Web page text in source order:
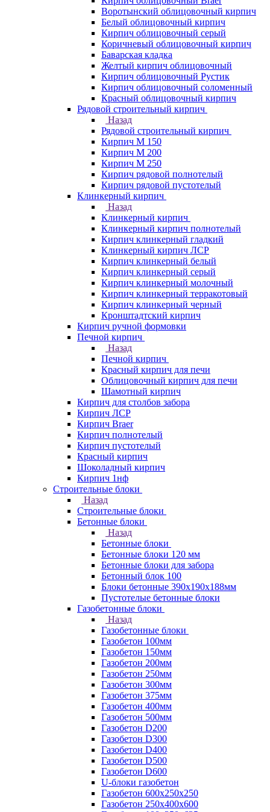
Воротынский облицовочный кирпич
Белый облицовочный кирпич
Кирпич облицовочный серый
Коричневый облицовочный кирпич
Баварская кладка
Желтый кирпич облицовочный
Кирпич облицовочный Рустик
Кирпич облицовочный соломенный
Красный облицовочный кирпич
Рядовой строительный кирпич
Назад
Рядовой строительный кирпич
Кирпич М 150
Кирпич М 200
Кирпич М 250
Кирпич рядовой полнотелый
Кирпич рядовой пустотелый
Клинкерный кирпич
Назад
Клинкерный кирпич
Клинкерный кирпич полнотелый
Кирпич клинкерный гладкий
Клинкерный кирпич ЛСР
Кирпич клинкерный белый
Кирпич клинкерный серый
Кирпич клинкерный молочный
Кирпич клинкерный терракотовый
Кирпич клинкерный черный
Кронштадтский кирпич
Кирпич ручной формовки
Печной кирпич
Назад
Печной кирпич
Красный кирпич для печи
Облицовочный кирпич для печи
Шамотный кирпич
Кирпич для столбов забора
Кирпич ЛСР
Кирпич Braer
Кирпич полнотелый
Кирпич пустотелый
Красный кирпич
Шоколадный кирпич
Кирпич 1нф
Строительные блоки
Назад
Строительные блоки
Бетонные блоки
Назад
Бетонные блоки
Бетонные блоки 120 мм
Бетонные блоки для забора
Бетонный блок 100
Блоки бетонные 390х190х188мм
Пустотелые бетонные блоки
Газобетонные блоки
Назад
Газобетонные блоки
Газобетон 100мм
Газобетон 150мм
Газобетон 200мм
Газобетон 250мм
Газобетон 300мм
Газобетон 375мм
Газобетон 400мм
Газобетон 500мм
Газобетон D200
Газобетон D300
Газобетон D400
Газобетон D500
Газобетон D600
U-блоки газобетон
Газобетон 600x250x250
Газобетон 250x400x600